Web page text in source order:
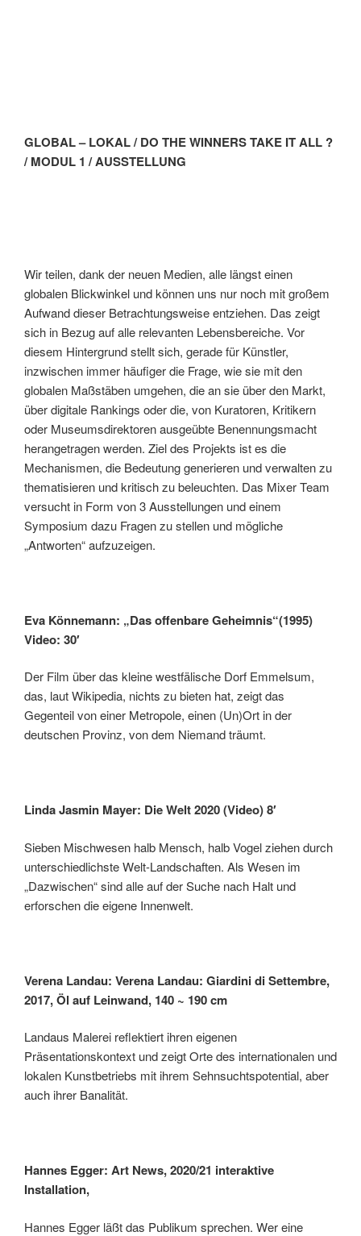
GLOBAL – LOKAL / DO THE WINNERS TAKE IT ALL ?
/ MODUL 1 / AUSSTELLUNG
Wir teilen, dank der neuen Medien, alle längst einen
globalen Blickwinkel und können uns nur noch mit großem
Aufwand dieser Betrachtungsweise entziehen. Das zeigt
sich in Bezug auf alle relevanten Lebensbereiche. Vor
diesem Hintergrund stellt sich, gerade für Künstler,
inzwischen immer häufiger die Frage, wie sie mit den
globalen Maßstäben umgehen, die an sie über den Markt,
über digitale Rankings oder die, von Kuratoren, Kritikern
oder Museumsdirektoren ausgeübte Benennungsmacht
herangetragen werden. Ziel des Projekts ist es die
Mechanismen, die Bedeutung generieren und verwalten zu
thematisieren und kritisch zu beleuchten. Das Mixer Team
versucht in Form von 3 Ausstellungen und einem
Symposium dazu Fragen zu stellen und mögliche
„Antworten“ aufzuzeigen.
Eva Könnemann: „Das offenbare Geheimnis“(1995)
Video: 30′
Der Film über das kleine westfälische Dorf Emmelsum,
das, laut Wikipedia, nichts zu bieten hat, zeigt das
Gegenteil von einer Metropole, einen (Un)Ort in der
deutschen Provinz, von dem Niemand träumt.
Linda Jasmin Mayer: Die Welt 2020 (Video) 8′
Sieben Mischwesen halb Mensch, halb Vogel ziehen durch
unterschiedlichste Welt-Landschaften. Als Wesen im
„Dazwischen“ sind alle auf der Suche nach Halt und
erforschen die eigene Innenwelt.
Verena Landau: Verena Landau: Giardini di Settembre,
2017, Öl auf Leinwand, 140 ~ 190 cm
Landaus Malerei reflektiert ihren eigenen
Präsentationskontext und zeigt Orte des internationalen und
lokalen Kunstbetriebs mit ihrem Sehnsuchtspotential, aber
auch ihrer Banalität.
Hannes Egger: Art News, 2020/21 interaktive
Installation,
Hannes Egger läßt das Publikum sprechen. Wer eine